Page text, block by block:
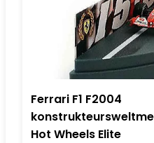
Ferrari F1 F2004
Hot Wheels Elite